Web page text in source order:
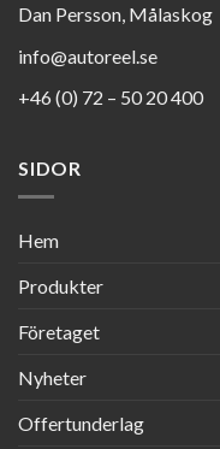
Dan Persson, Målaskog
info@autoreel.se
+46 (0) 72 – 50 20 400
SIDOR
Hem
Produkter
Företaget
Nyheter
Offertunderlag